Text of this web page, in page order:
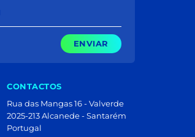
ENVIAR
CONTACTOS
Rua das Mangas 16 - Valverde
2025-213 Alcanede - Santarém
Portugal